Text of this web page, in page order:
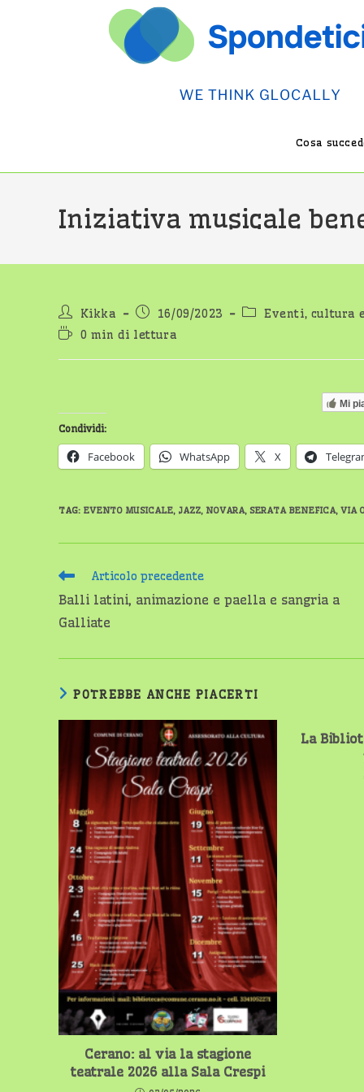
Cosa
Iniziativa musicale
Autore
dell'articolo:
Kikka
Articolo
pubblicato:
16/09/2023
Categoria
Eventi, cultura
Tempo
lettura:
0 min di lettura
Mi
Condividi:
Facebook WhatsApp X
TAG: EVENTO MUSICALE, JAZZ, NOVARA, SERATA BENEFICA, VIA
Leggi
articoli
Articolo precedente
Balli latini, animazione e paella e sangria a
Galliate
POTREBBE ANCHE PIACERTI
Cerano: al via la stagione
teatrale 2026 alla Sala Crespi
La